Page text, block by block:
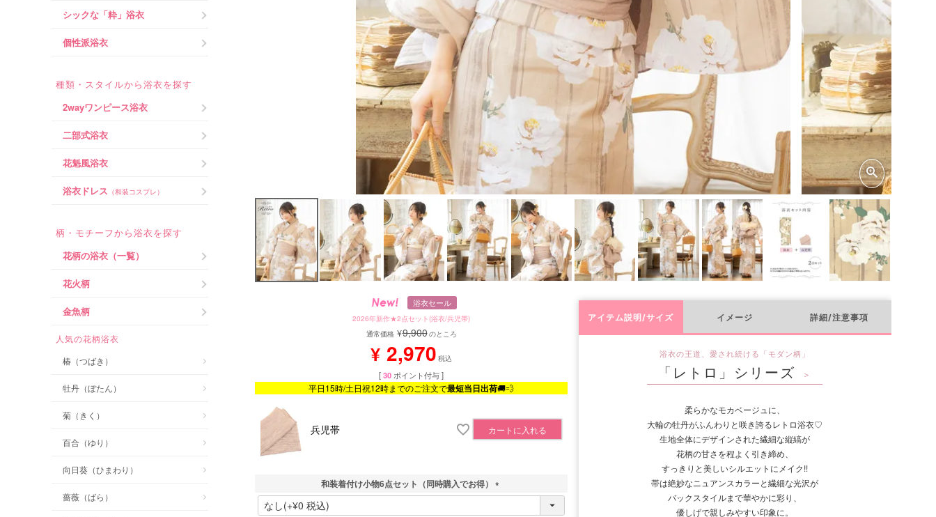
シックな「粋」浴衣
個性派浴衣
種類・スタイルから浴衣を探す
2wayワンピース浴衣
二部式浴衣
花魁風浴衣
浴衣ドレス （和装コスプレ）
柄・モチーフから浴衣を探す
花柄の浴衣（一覧）
花火柄
金魚柄
人気の花柄浴衣
椿（つばき）
牡丹（ぼたん）
菊（きく）
百合（ゆり）
向日葵（ひまわり）
薔薇（ばら）
浴衣セール
2026年新作★2点セット(浴衣/兵児帯)
通常価格 ¥9,900のところ
¥ 2,970 税込
[30 ポイント付与 ]
平日15時/土日祝12時までのご注文で最短当日出荷🚚💨
兵児帯 カートに入れる
和装着付け小物6点セット（同時購入でお得）
(
必
アイテム説明/サイズ イメージ 詳細/注意事項
浴衣の王道、愛され続ける「モダン柄」
「レトロ」シリーズ ＞
柔らかなモカベージュに、
大輪の牡丹がふんわりと咲き誇るレトロ浴衣♡
生地全体にデザインされた繊細な縦縞が
花柄の甘さを程よく引き締め、
すっきりと美しいシルエットにメイク!!
帯は絶妙なニュアンスカラーと繊細な光沢が
バックスタイルまで華やかに彩り、
優しげで親しみやすい印象に。